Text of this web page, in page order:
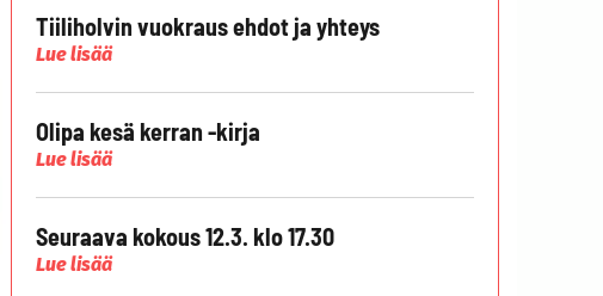
Tiiliholvin vuokraus ehdot ja yhteys
Lue lisää
Olipa kesä kerran -kirja
Lue lisää
Seuraava kokous 12.3. klo 17.30
Lue lisää